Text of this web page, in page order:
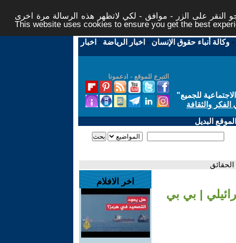
النقر على الزر - موافق - لكي لاتظهر هذه الرسالة مرة اخرى -
This website uses cookies to ensure you get the best
-وكالة أنباء حقوق الإنسان - اخبار الرياضة - اخبار
التبرع للموقع - ادعمونا
للجميع"
والثقافة
البديل
| بي بي
اخر الافلام